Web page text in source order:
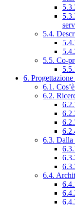
5.4.
5.5. Co-
6.
6.1.
6.2.
6.3. Dalla
6.4.